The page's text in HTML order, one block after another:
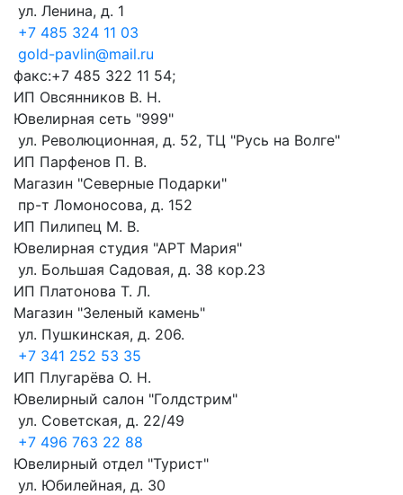
ул. Ленина, д. 1
+7 485 324 11 03
gold-pavlin@mail.ru
факс:+7 485 322 11 54;
ИП Овсянников В. Н.
Ювелирная сеть "999"
ул. Революционная, д. 52, ТЦ "Русь на Волге"
ИП Парфенов П. В.
Магазин "Северные Подарки"
пр-т Ломоносова, д. 152
ИП Пилипец М. В.
Ювелирная студия "АРТ Мария"
ул. Большая Садовая, д. 38 кор.23
ИП Платонова Т. Л.
Магазин "Зеленый камень"
ул. Пушкинская, д. 206.
+7 341 252 53 35
ИП Плугарёва О. Н.
Ювелирный салон "Голдстрим"
ул. Советская, д. 22/49
+7 496 763 22 88
Ювелирный отдел "Турист"
ул. Юбилейная, д. 30